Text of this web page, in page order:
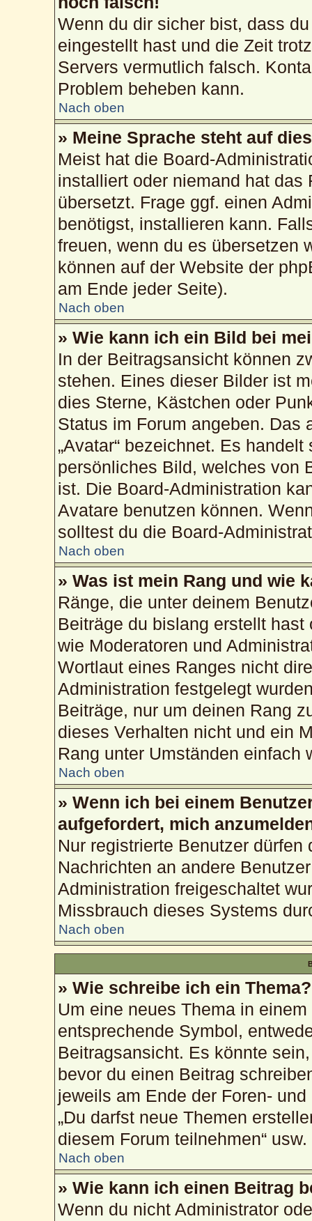
Wenn du dir sicher bist, dass
eingestellt hast und die Zeit
Servers vermutlich falsch.
Problem beheben kann.
Nach oben
» Meine Sprache steht auf
Meist hat die Board-
installiert oder niemand hat
übersetzt. Frage ggf. einen
benötigst, installieren kann.
freuen, wenn du es übersetzen
können auf der Website der
am Ende jeder Seite).
Nach oben
» Wie kann ich ein Bild bei
In der Beitragsansicht können
stehen. Eines dieser Bilder ist
dies Sterne, Kästchen oder
Status im Forum angeben. Das
„Avatar“ bezeichnet. Es
persönliches Bild, welches von
ist. Die Board-Administration
Avatare benutzen können.
solltest du die Board-
Nach oben
» Was ist mein Rang und wie
Ränge, die unter deinem
Beiträge du bislang erstellt
wie Moderatoren und
Wortlaut eines Ranges nicht
Administration festgelegt
Beiträge, nur um deinen Rang
dieses Verhalten nicht und ein
Rang unter Umständen einfach
Nach oben
» Wenn ich bei einem
aufgefordert, mich
Nur registrierte Benutzer
Nachrichten an andere
Administration freigeschaltet
Missbrauch dieses Systems
Nach oben
» Wie schreibe ich ein Thema?
Um eine neues Thema in
entsprechende Symbol,
Beitragsansicht. Es könnte
bevor du einen Beitrag
jeweils am Ende der Foren-
„Du darfst neue Themen
diesem Forum teilnehmen“ usw.
Nach oben
» Wie kann ich einen Beitrag
Wenn du nicht Administrator